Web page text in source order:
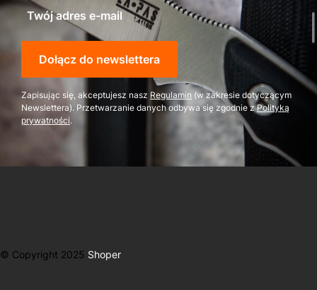
Twój adres e-mail
Dołącz do newslettera
Zapisując się, akceptujesz nasz Regulamin (w zakresie dotyczącym
Newslettera). Przetwarzanie danych odbywa się zgodnie zPolityką
prywatności.
© Copyright 2025 Shoper